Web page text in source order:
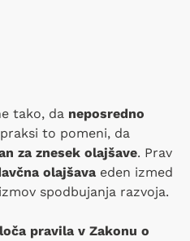
tako, da neposredno
praksi to pomeni, da
za znesek olajšave. Prav
olajšava eden izmed
spodbujanja razvoja.
pravila v Zakonu o